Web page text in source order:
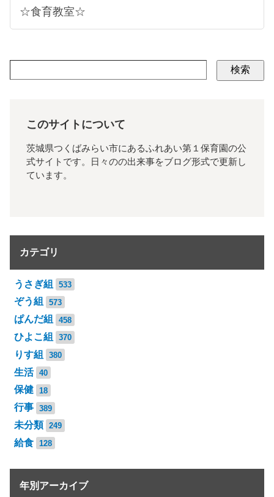
☆食育教室☆
検索
このサイトについて
茨城県つくばみらい市にあるふれあい第１保育園の公
式サイトです。日々のの出来事をブログ形式で更新し
ています。
カテゴリ
うさぎ組 533
ぞう組 573
ぱんだ組 458
ひよこ組 370
りす組 380
生活 40
保健 18
行事 389
未分類 249
給食 128
年別アーカイブ